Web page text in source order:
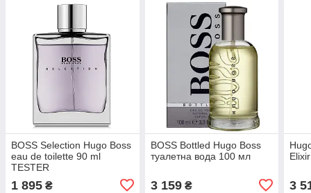
BOSS Selection Hugo Boss
eau de toilette 90 ml
TESTER
1 895 ₴
BOSS Bottled Hugo Boss
туалетна вода 100 мл
3 159₴ 3